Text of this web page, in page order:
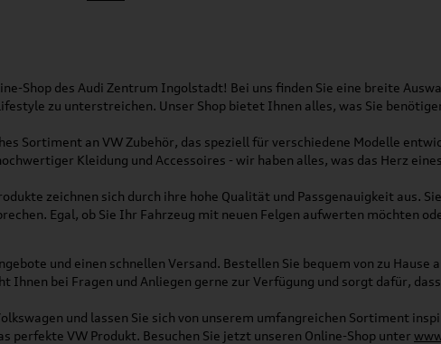
Shop des Audi Zentrum Ingolstadt! Bei uns finden Sie eine breite
zu unterstreichen. Unser Shop bietet Ihnen alles, was Sie
Sortiment an VW Zubehör, das speziell für verschiedene Modelle
Kleidung und Accessoires - wir haben alles, was das Herz
zeichnen sich durch ihre hohe Qualität und Passgenauigkeit aus.
Egal, ob Sie Ihr Fahrzeug mit neuen Felgen aufwerten möchten
und einen schnellen Versand. Bestellen Sie bequem von zu
Ihnen bei Fragen und Anliegen gerne zur Verfügung und sorgt dafür,
und lassen Sie sich von unserem umfangreichen Sortiment
perfekte VW Produkt. Besuchen Sie jetzt unseren Online-Shop unter